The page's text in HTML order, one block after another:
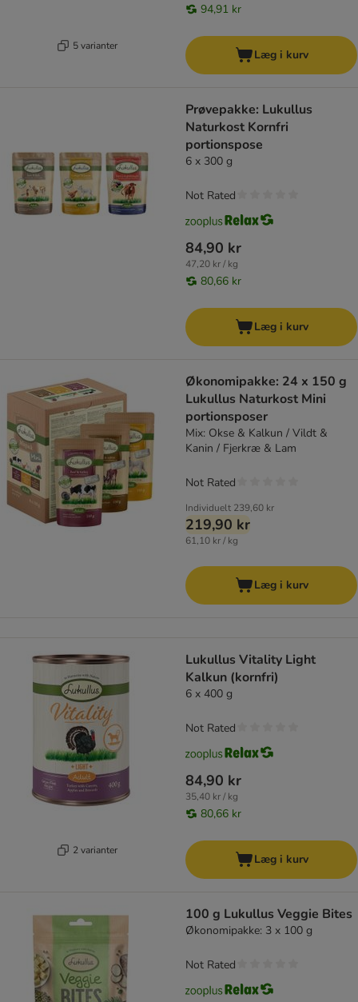
5 varianter
94,91 kr
Læg i kurv
Prøvepakke: Lukullus
Naturkost Kornfri
portionspose
6 x 300 g
84,90 kr
47,20 kr / kg
80,66 kr
Not Rated
Læg i kurv
Økonomipakke: 24 x 150 g
Lukullus Naturkost Mini
portionsposer
Mix: Okse & Kalkun / Vildt &
Kanin / Fjerkræ & Lam
Individuelt 239,60 kr
219,90 kr
61,10 kr / kg
Not Rated
Læg i kurv
2 varianter
Lukullus Vitality Light
Kalkun (kornfri)
6 x 400 g
84,90 kr
35,40 kr / kg
80,66 kr
Not Rated
Læg i kurv
100 g Lukullus Veggie Bites
Økonomipakke: 3 x 100 g
Not Rated